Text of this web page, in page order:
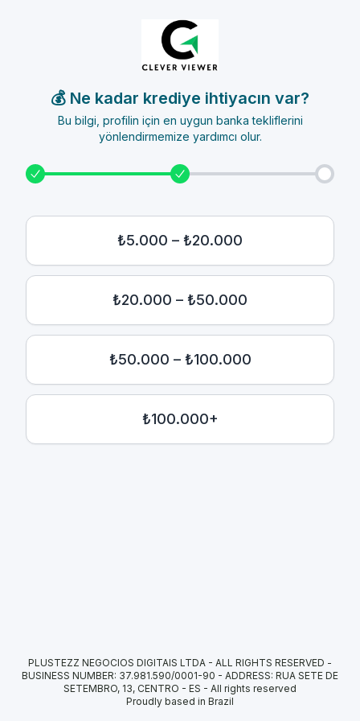
💰 Ne kadar krediye ihtiyacın var?
Bu bilgi, profilin için en uygun banka tekliflerini
yönlendirmemize yardımcı olur.
₺5.000 – ₺20.000
₺20.000 – ₺50.000
₺50.000 – ₺100.000
₺100.000+
PLUSTEZZ NEGOCIOS DIGITAIS LTDA - ALL RIGHTS RESERVED -
BUSINESS NUMBER: 37.981.590/0001-90 - ADDRESS: RUA SETE DE
SETEMBRO, 13, CENTRO - ES - All rights reserved
Proudly based in Brazil